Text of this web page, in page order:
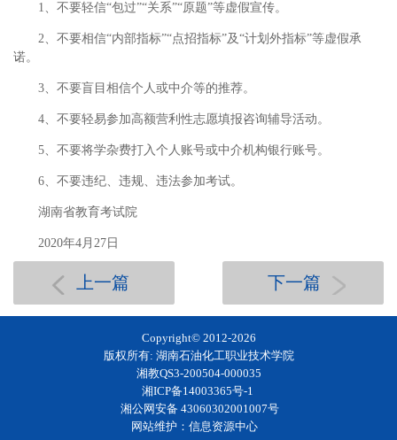
1、不要轻信“包过”“关系”“原题”等虚假宣传。
2、不要相信“内部指标”“点招指标”及“计划外指标”等虚假承
诺。
3、不要盲目相信个人或中介等的推荐。
4、不要轻易参加高额营利性志愿填报咨询辅导活动。
5、不要将学杂费打入个人账号或中介机构银行账号。
6、不要违纪、违规、违法参加考试。
湖南省教育考试院
2020年4月27日
上一篇 下一篇
Copyright© 2012-2026
版权所有: 湖南石油化工职业技术学院
湘教QS3-200504-000035
湘ICP备14003365号-1
湘公网安备 43060302001007号
网站维护：信息资源中心